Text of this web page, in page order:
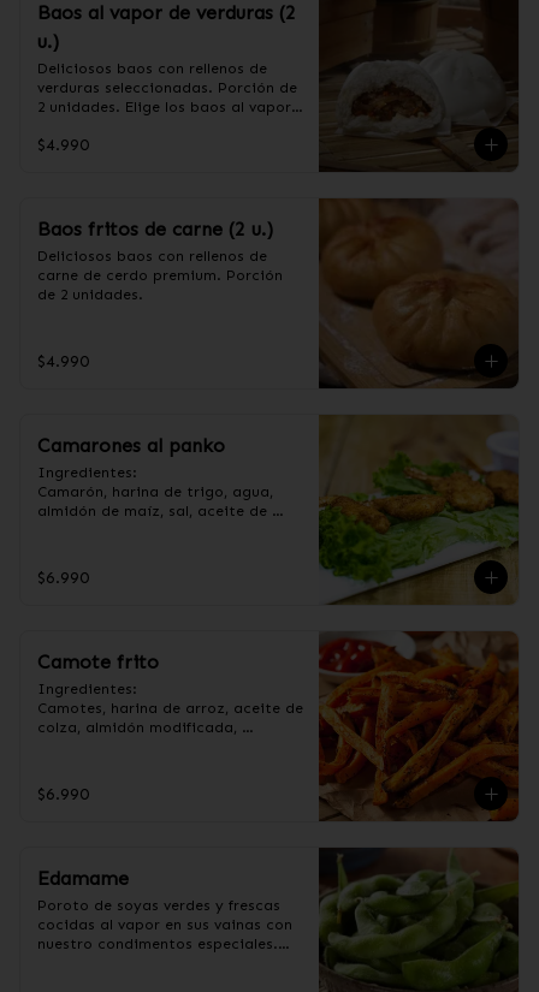
Baos al vapor de verduras (2
u.)
Deliciosos baos con rellenos de
verduras seleccionadas. Porción de
2 unidades. Elige los baos al vapor
$4.990
Baos fritos de carne (2 u.)
Deliciosos baos con rellenos de
carne de cerdo premium. Porción
de 2 unidades.
$4.990
Camarones al panko
Ingredientes:
Camarón, harina de trigo, agua,
almidón de maíz, sal, aceite de
$6.990
Camote frito
Ingredientes:
Camotes, harina de arroz, aceite de
colza, almidón modificada,
$6.990
Edamame
Poroto de soyas verdes y frescas
cocidas al vapor en sus vainas con
nuestro condimentos especiales.